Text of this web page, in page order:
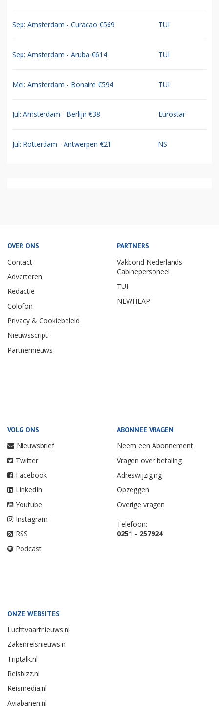
Sep: Amsterdam - Curacao €569 TUI
Sep: Amsterdam - Aruba €614 TUI
Mei: Amsterdam - Bonaire €594 TUI
Jul: Amsterdam - Berlijn €38 Eurostar
Jul: Rotterdam - Antwerpen €21 NS
OVER ONS
Contact
Adverteren
Redactie
Colofon
Privacy & Cookiebeleid
Nieuwsscript
Partnernieuws
PARTNERS
Vakbond Nederlands
Cabinepersoneel
TUI
NEWHEAP
VOLG ONS
Nieuwsbrief
Twitter
Facebook
LinkedIn
Youtube
Instagram
RSS
Podcast
ABONNEE VRAGEN
Neem een Abonnement
Vragen over betaling
Adreswijziging
Opzeggen
Overige vragen
Telefoon:
0251 - 257924
ONZE WEBSITES
Luchtvaartnieuws.nl
Zakenreisnieuws.nl
Triptalk.nl
Reisbizz.nl
Reismedia.nl
Aviabanen.nl